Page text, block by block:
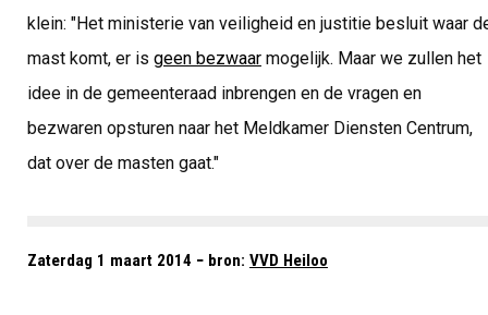
klein: "Het ministerie van veiligheid en justitie besluit waar
mast komt, er is geen bezwaarmogelijk. Maar we zullen het
idee in de gemeenteraad inbrengen en de vragen en
bezwaren opsturen naar het Meldkamer Diensten Centrum,
dat over de masten gaat."
Zaterdag 1 maart 2014 − bron: VVD Heiloo